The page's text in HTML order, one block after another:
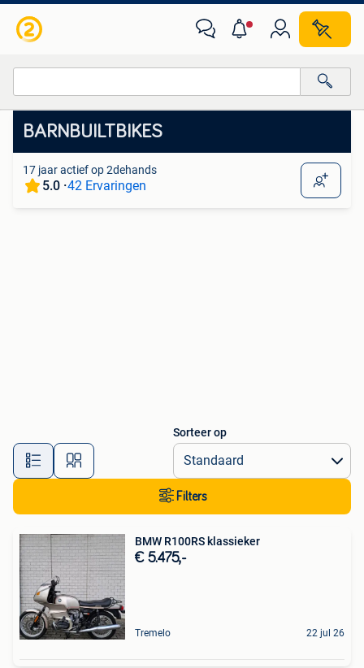
Alle afstanden…
Van deze adverteerder
BARNBUILTBIKES
17 jaar actief op 2dehands
5.0 ·42 Ervaringen
Sorteer op
Filters
BMW R100RS klassieker
€ 5.475,-
Tremelo 22 jul 26